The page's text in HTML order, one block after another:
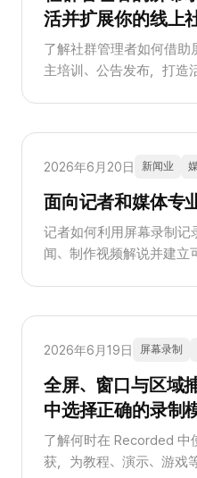
活并扩展你的线上
了解社群管理者如何借助
主培训、公告发布，打造
2026年6月20日 新闻业
面向记者和媒体专
记者如何利用屏幕录制记
闻、制作视频解说并建立
2026年6月19日 屏幕录制
全屏、窗口与区域
中选择正确的录制
了解何时在 Recorded 中
获，为教程、演示、游戏